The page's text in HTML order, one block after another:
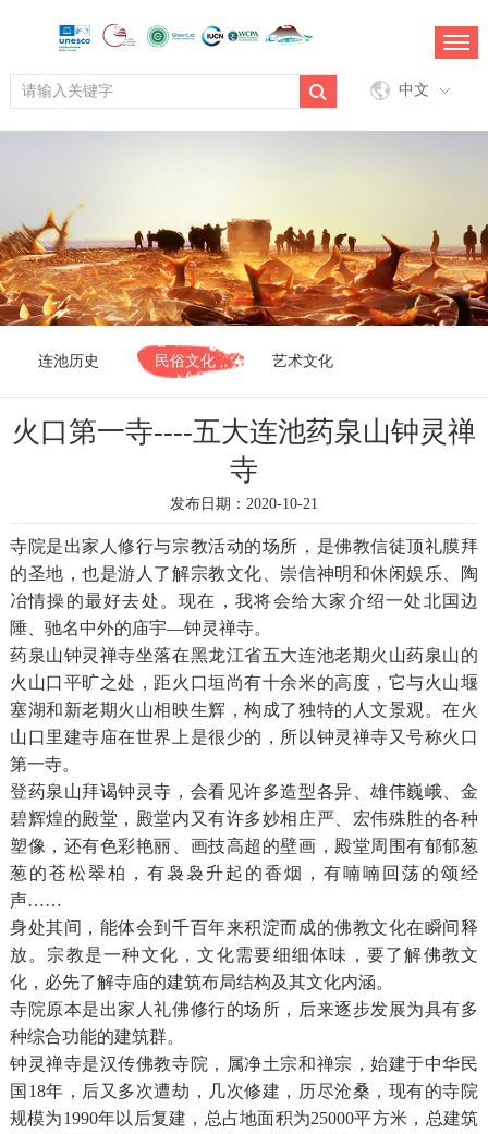
中文
连池历史 民俗文化 艺术文化
火口第一寺----五大连池药泉山钟灵禅
寺
发布日期：2020-10-21
寺院是出家人修行与宗教活动的场所，是佛教信徒顶礼膜拜
的圣地，也是游人了解宗教文化、崇信神明和休闲娱乐、陶
冶情操的最好去处。现在，我将会给大家介绍一处北国边
陲、驰名中外的庙宇—钟灵禅寺。
药泉山钟灵禅寺坐落在黑龙江省五大连池老期火山药泉山的
火山口平旷之处，距火口垣尚有十余米的高度，它与火山堰
塞湖和新老期火山相映生辉，构成了独特的人文景观。在火
山口里建寺庙在世界上是很少的，所以钟灵禅寺又号称火口
第一寺。
登药泉山拜谒钟灵寺，会看见许多造型各异、雄伟巍峨、金
碧辉煌的殿堂，殿堂内又有许多妙相庄严、宏伟殊胜的各种
塑像，还有色彩艳丽、画技高超的壁画，殿堂周围有郁郁葱
葱的苍松翠柏，有袅袅升起的香烟，有喃喃回荡的颂经
声……
身处其间，能体会到千百年来积淀而成的佛教文化在瞬间释
放。宗教是一种文化，文化需要细细体味，要了解佛教文
化，必先了解寺庙的建筑布局结构及其文化内涵。
寺院原本是出家人礼佛修行的场所，后来逐步发展为具有多
种综合功能的建筑群。
钟灵禅寺是汉传佛教寺院，属净土宗和禅宗，始建于中华民
国18年，后又多次遭劫，几次修建，历尽沧桑，现有的寺院
规模为1990年以后复建，总占地面积为25000平方米，总建筑